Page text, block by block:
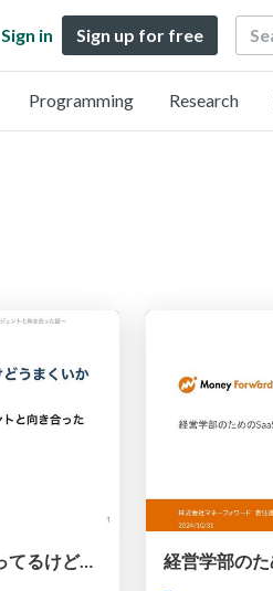
Sign in Sign up for free Search
Programming Research
コーディングエージェントを作ってるけどうまくいかなかった話 ～あるいは二ヶ月本気でコーディングエージェントと向き合った話～ / Two Month Agent Struggle